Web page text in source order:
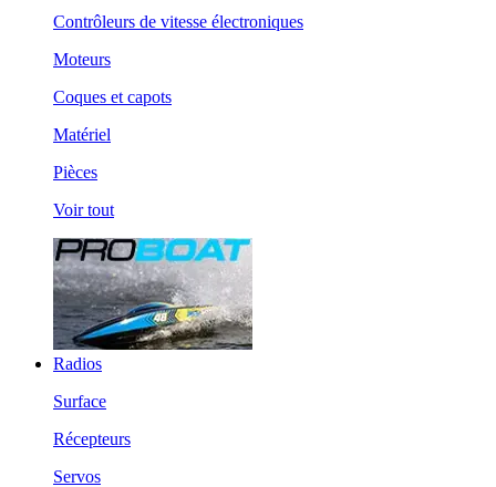
Contrôleurs de vitesse électroniques
Moteurs
Coques et capots
Matériel
Pièces
Voir tout
Radios
Surface
Récepteurs
Servos